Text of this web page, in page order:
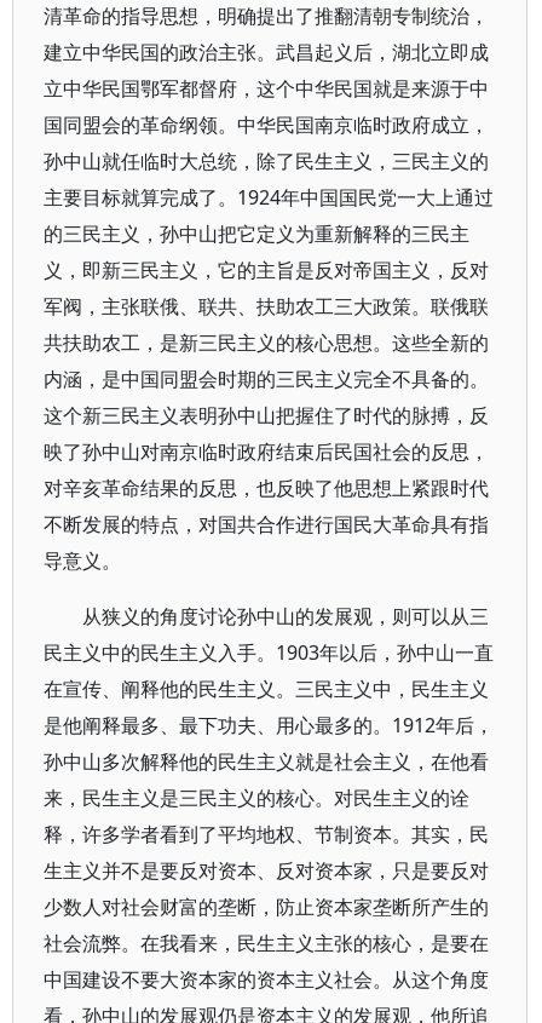
清革命的指导思想，明确提出了推翻清朝专制统治，
建立中华民国的政治主张。武昌起义后，湖北立即成
立中华民国鄂军都督府，这个中华民国就是来源于中
国同盟会的革命纲领。中华民国南京临时政府成立，
孙中山就任临时大总统，除了民生主义，三民主义的
主要目标就算完成了。1924年中国国民党一大上通过
的三民主义，孙中山把它定义为重新解释的三民主
义，即新三民主义，它的主旨是反对帝国主义，反对
军阀，主张联俄、联共、扶助农工三大政策。联俄联
共扶助农工，是新三民主义的核心思想。这些全新的
内涵，是中国同盟会时期的三民主义完全不具备的。
这个新三民主义表明孙中山把握住了时代的脉搏，反
映了孙中山对南京临时政府结束后民国社会的反思，
对辛亥革命结果的反思，也反映了他思想上紧跟时代
不断发展的特点，对国共合作进行国民大革命具有指
导意义。
从狭义的角度讨论孙中山的发展观，则可以从三
民主义中的民生主义入手。1903年以后，孙中山一直
在宣传、阐释他的民生主义。三民主义中，民生主义
是他阐释最多、最下功夫、用心最多的。1912年后，
孙中山多次解释他的民生主义就是社会主义，在他看
来，民生主义是三民主义的核心。对民生主义的诠
释，许多学者看到了平均地权、节制资本。其实，民
生主义并不是要反对资本、反对资本家，只是要反对
少数人对社会财富的垄断，防止资本家垄断所产生的
社会流弊。在我看来，民生主义主张的核心，是要在
中国建设不要大资本家的资本主义社会。从这个角度
看，孙中山的发展观仍是资本主义的发展观，他所追